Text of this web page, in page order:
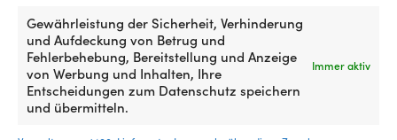
Gewährleistung der Sicherheit, Verhinderung
und Aufdeckung von Betrug und
Fehlerbehebung, Bereitstellung und Anzeige
von Werbung und Inhalten, Ihre
Entscheidungen zum Datenschutz speichern
und übermitteln.
Immer aktiv
Silberklebeband Tesa Universal
Extra Power, 48 mm x 25
Meter, silber
Rutschfeste Klebeband Tesa
Anti-Slip, 25 mm x 5 Meter,